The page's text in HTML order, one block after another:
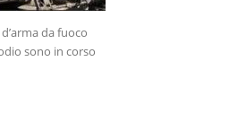
da fuoco
sono in corso